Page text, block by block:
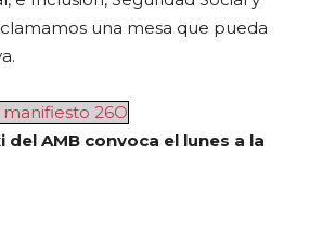
una mesa que pueda
manifiesto 26O
del AMB convoca el lunes a la